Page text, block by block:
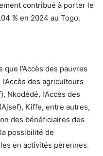
contribué à porter le
% en 2024 au Togo.
l’Accès des pauvres
des agriculteurs
Nkodédé, l’Accès des
Kiffe, entre autres,
des bénéficiaires des
possibilité de
en activités pérennes.